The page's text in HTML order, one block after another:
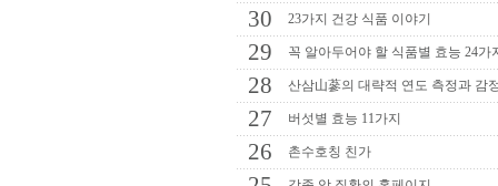
30 23가지 건강 식품 이야기
29 꼭 알아두어야 할 식품별 효능 24가
28 산삼山蔘의 대략적 연도 측정과 감
27 버섯별 효능 11가지
26 촌수호칭 친가